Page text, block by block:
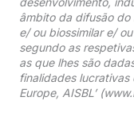
âmbito da difusão
e/ ou biossimilar e/
segundo as
as que lhes são
finalidades lucrativas
Europe, AISBL’